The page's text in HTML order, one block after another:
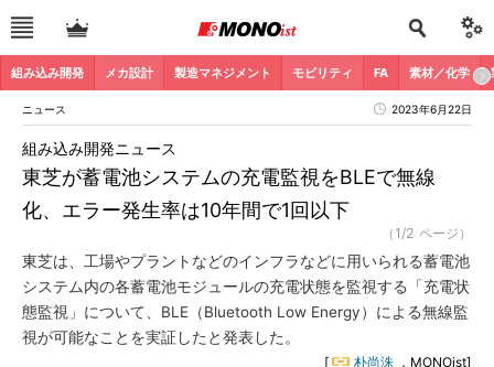
組み込み開発 メカ設計 製造マネジメント モビリティ FA 素材／化学
ニュース 2023年6月22日
東芝が蓄電池システムの充電監視をBLEで無線
化、エラー発生率は10年間で1回以下
組み込み開発ニュース
（1/2 ページ）
東芝は、工場やプラントなどのインフラなどに用いられる蓄電池
システム内の各蓄電池モジュールの充電状態を監視する「充電状
態監視」について、BLE（Bluetooth Low Energy）による無線監
視が可能なことを実証したと発表した。
[ 朴尚洙 ，MONOist]